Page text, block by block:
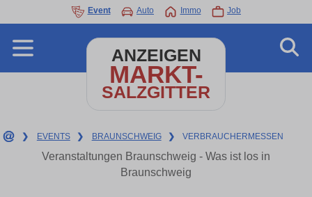
Event Auto Immo Job
ANZEIGEN
MARKT-
SALZGITTER
❯ EVENTS ❯ BRAUNSCHWEIG ❯ VERBRAUCHERMESSEN
Veranstaltungen Braunschweig - Was ist los in
Braunschweig